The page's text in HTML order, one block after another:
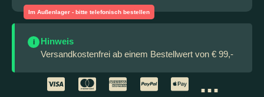
Im Außenlager - bitte telefonisch bestellen
i
Hinweis
Versandkostenfrei ab einem Bestellwert von € 99,-
...